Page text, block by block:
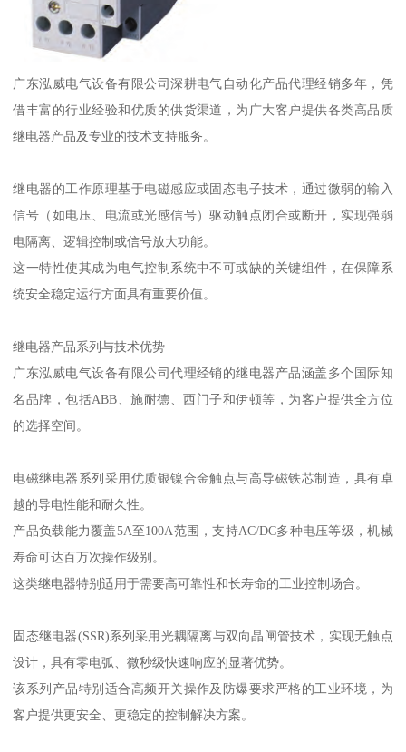
广东泓威电气设备有限公司深耕电气自动化产品代理经销多年，凭
借丰富的行业经验和优质的供货渠道，为广大客户提供各类高品质
继电器产品及专业的技术支持服务。
继电器的工作原理基于电磁感应或固态电子技术，通过微弱的输入
信号（如电压、电流或光感信号）驱动触点闭合或断开，实现强弱
电隔离、逻辑控制或信号放大功能。
这一特性使其成为电气控制系统中不可或缺的关键组件，在保障系
统安全稳定运行方面具有重要价值。
继电器产品系列与技术优势
广东泓威电气设备有限公司代理经销的继电器产品涵盖多个国际知
名品牌，包括ABB、施耐德、西门子和伊顿等，为客户提供全方位
的选择空间。
电磁继电器系列采用优质银镍合金触点与高导磁铁芯制造，具有卓
越的导电性能和耐久性。
产品负载能力覆盖5A至100A范围，支持AC/DC多种电压等级，机械
寿命可达百万次操作级别。
这类继电器特别适用于需要高可靠性和长寿命的工业控制场合。
固态继电器(SSR)系列采用光耦隔离与双向晶闸管技术，实现无触点
设计，具有零电弧、微秒级快速响应的显著优势。
该系列产品特别适合高频开关操作及防爆要求严格的工业环境，为
客户提供更安全、更稳定的控制解决方案。